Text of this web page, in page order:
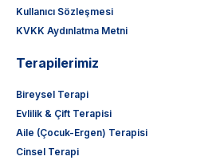
Kullanıcı Sözleşmesi
KVKK Aydınlatma Metni
Terapilerimiz
Bireysel Terapi
Evlilik & Çift Terapisi
Aile (Çocuk-Ergen) Terapisi
Cinsel Terapi